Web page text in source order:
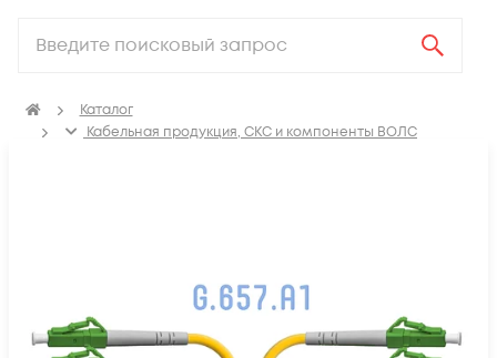
Каталог
Кабельная продукция, СКС и компоненты ВОЛС